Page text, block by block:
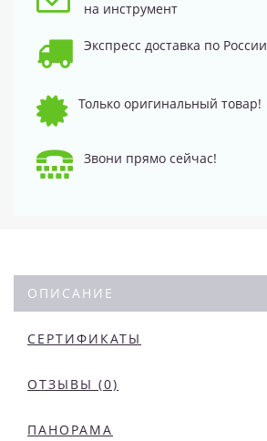
на инструмент
Экспресс доставка по России
Только оригинальный товар!
Звони прямо сейчас!
ОПИСАНИЕ
СЕРТИФИКАТЫ
ОТЗЫВЫ (0)
ПАНОРАМА